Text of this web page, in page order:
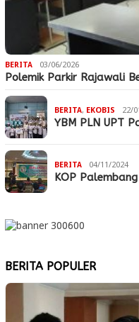
BERITA 03/06/2026
Polemik Parkir Rajawali
BERITA, EKOBIS 22/
YBM PLN UPT
BERITA 04/11/2024
KOP
BERITA POPULER